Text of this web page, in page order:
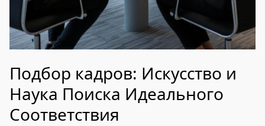
Подбор кадров: Искусство и
Наука Поиска Идеального
Соответствия